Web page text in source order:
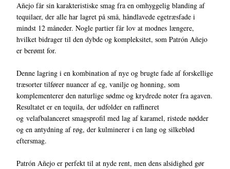
Añejo får sin karakteristiske smag fra en omhyggelig blanding af
tequilaer, der alle har lagret på små, håndlavede egetræsfade i
mindst 12 måneder. Nogle partier får lov at modnes længere,
hvilket bidrager til den dybde og kompleksitet, som Patrón Añejo
er berømt for.
Denne lagring i en kombination af nye og brugte fade af forskellige
træsorter tilfører nuancer af eg, vanilje og honning, som
komplementerer den naturlige sødme og krydrede noter fra agaven.
Resultatet er en tequila, der udfolder en raffineret
og velafbalanceret smagsprofil med lag af karamel, ristede nødder
og en antydning af røg, der kulminerer i en lang og silkeblød
eftersmag.
Patrón Añejo er perfekt til at nyde rent, men dens alsidighed gør